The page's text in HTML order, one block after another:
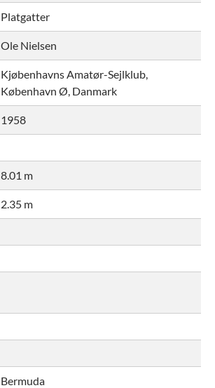
Platgatter
Ole Nielsen
Kjøbenhavns Amatør-Sejlklub,
København Ø, Danmark
1958
8.01 m
2.35 m
Bermuda